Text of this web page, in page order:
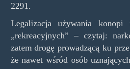
2291.
Legalizacja używania
„rekreacyjnych” – czytaj:
zatem drogę prowadzącą ku
że nawet wśród osób